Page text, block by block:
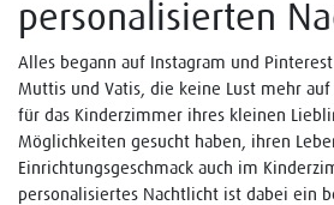
personalisierten
Alles begann auf Instagram und
Muttis und Vatis, die keine Lust mehr
für das Kinderzimmer ihres kleinen
Möglichkeiten gesucht haben, ihren
Einrichtungsgeschmack auch im
personalisiertes Nachtlicht ist dabei ein